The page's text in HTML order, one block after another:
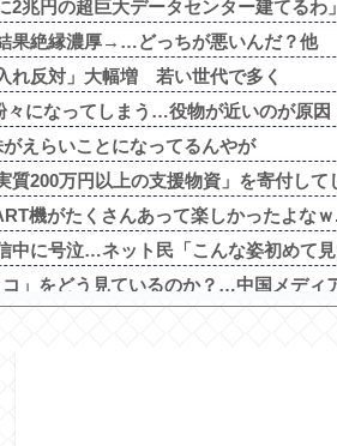
兆円の超巨大データセンター建てるわ」
果絶縁濃厚→…どっちが悪いんだ？他
れ反対」大幅増 若い世代で多く
々になってしまう…役物が近いのが原因
えらいことになってるんやが
質200万円以上の支援物資」を寄付して
機がたくさんあって楽しかったよなｗ
中に号泣…ネット民「こんな姿初めて
」をどう見ているのか？…中国メディ